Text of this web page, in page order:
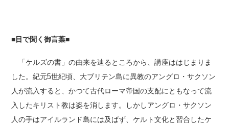
■目で聞く御言葉■
「ケルズの書」の由来を辿るところから、講座ははじまりま
した。紀元5世紀頃、大ブリテン島に異教のアングロ・サクソン
人が流入すると、かつて古代ローマ帝国の支配にともなって流
入したキリスト教は姿を消します。しかしアングロ・サクソン
人の手はアイルランド島には及ばず、ケルト文化と習合したケ